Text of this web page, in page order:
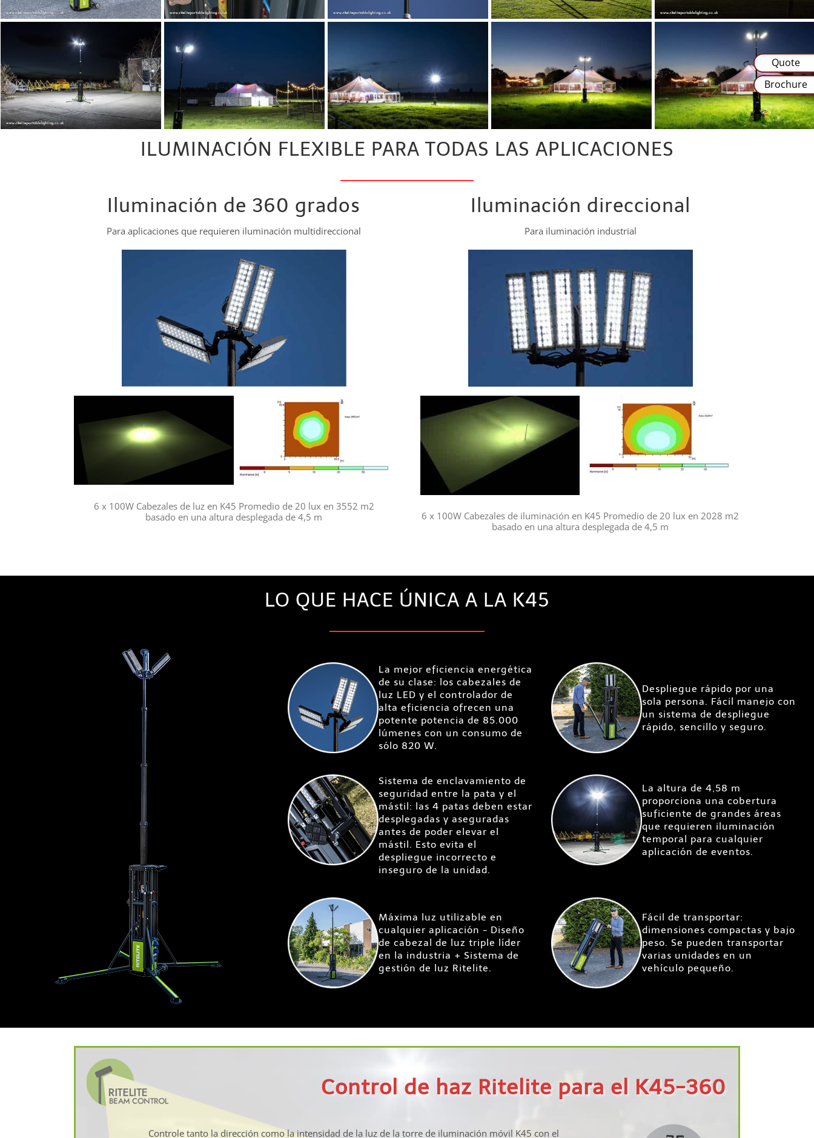
ILUMINACIÓN FLEXIBLE PARA TODAS LAS APLICACIONES
Iluminación de 360 grados
Para aplicaciones que requieren iluminación multidireccional
6 x 100W Cabezales de luz en K45 Promedio de 20 lux en 3552 m2
basado en una altura desplegada de 4,5 m
Iluminación direccional
Para iluminación industrial
6 x 100W Cabezales de iluminación en K45 Promedio de 20 lux en 2028 m2
basado en una altura desplegada de 4,5 m
LO QUE HACE ÚNICA A LA K45
La mejor eficiencia energética
de su clase: los cabezales de
luz LED y el controlador de
alta eficiencia ofrecen una
potente potencia de 85.000
lúmenes con un consumo de
sólo 820 W.
Despliegue rápido por una
sola persona. Fácil manejo con
un sistema de despliegue
rápido, sencillo y seguro.
Sistema de enclavamiento de
seguridad entre la pata y el
mástil: las 4 patas deben estar
desplegadas y aseguradas
antes de poder elevar el
mástil. Esto evita el
despliegue incorrecto e
inseguro de la unidad.
La altura de 4,58 m
proporciona una cobertura
suficiente de grandes áreas
que requieren iluminación
temporal para cualquier
aplicación de eventos.
Máxima luz utilizable en
cualquier aplicación - Diseño
de cabezal de luz triple líder
en la industria + Sistema de
gestión de luz Ritelite.
Fácil de transportar:
dimensiones compactas y bajo
peso. Se pueden transportar
varias unidades en un
vehículo pequeño.
Control de haz Ritelite para el K45-360
Controle tanto la dirección como la intensidad de la luz de la torre de iluminación móvil K45 con el
Quote
Brochure